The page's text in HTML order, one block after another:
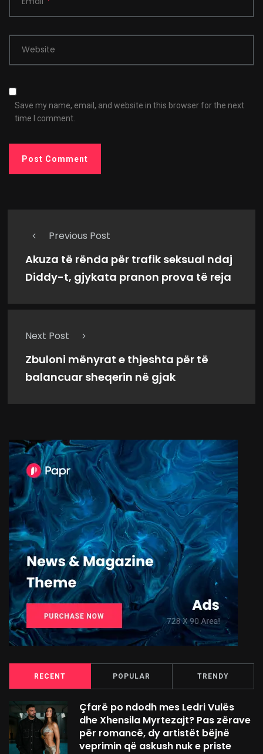
Website
Save my name, email, and website in this browser for the next
time I comment.
Previous Post
Akuza të rënda për trafik seksual ndaj
Diddy-t, gjykata pranon prova të reja
Next Post
Zbuloni mënyrat e thjeshta për të
balancuar sheqerin në gjak
RECENT POPULAR TRENDY
Çfarë po ndodh mes Ledri Vulës
dhe Xhensila Myrtezajt? Pas zërave
për romancë, dy artistët bëjnë
veprimin që askush nuk e priste